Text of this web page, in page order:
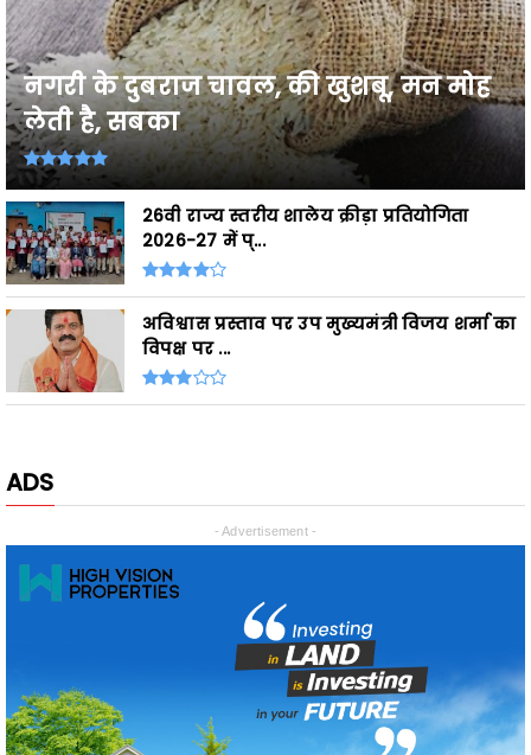
नगरी के दुबराज चावल, की खुशबू, मन मोह
लेती है, सबका
26वी राज्य स्तरीय शालेय क्रीड़ा प्रतियोगिता
2026-27 में प्...
अविश्वास प्रस्ताव पर उप मुख्यमंत्री विजय शर्मा का
विपक्ष पर ...
ADS